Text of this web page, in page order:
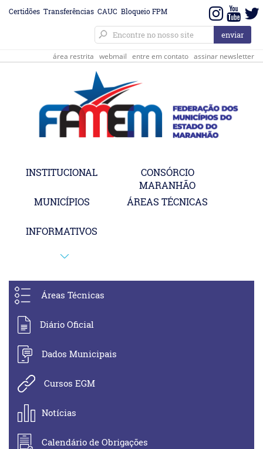
Certidões Transferências CAUC Bloqueio FPM
área restrita webmail entre em contato assinar newsletter
INSTITUCIONAL
CONSÓRCIO
MARANHÃO
MUNICÍPIOS
ÁREAS TÉCNICAS
INFORMATIVOS
Áreas Técnicas
Diário Oficial
Dados Municipais
Cursos EGM
Notícias
Calendário de Obrigações